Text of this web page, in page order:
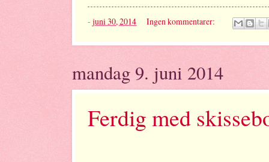
- juni 30, 2014 Ingen kommentarer:
mandag 9. juni 2014
Ferdig med